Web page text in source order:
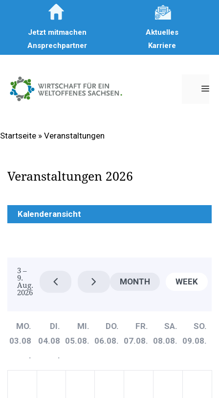
springenJetzt mitmachen
Aktuelles
Ansprechpartner
Karriere
Startseite » Veranstaltungen
Veranstaltungen 2026
Kalenderansicht
3 –
9.
Aug.
2026
MONTH WEEK
MO.
03.08
.
DI.
04.08
.
MI.
05.08.
DO.
06.08.
FR.
07.08.
SA.
08.08.
SO.
09.08.